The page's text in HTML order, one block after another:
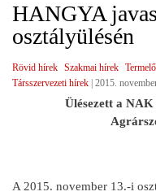
HANGYA
osztályülésén
Rövid hírek Szakmai hírek
Társszervezeti hírek 2015.
Ülésezett a NAK
A 2015. november 13.-i